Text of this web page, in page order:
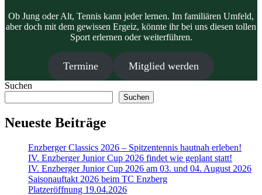
Ob Jung oder Alt, Tennis kann jeder lernen. Im familiären Umfeld,
aber doch mit dem gewissen Ergeiz, könnte ihr bei uns diesen tollen
Sport erlernen oder weiterführen.
Termine Mitglied werden
Suchen
Suchen
Neueste Beiträge
Enzberger Classics 2026 – Spitzentennis hautnah erleben!
IV. Enzberger Junior Cup 2026 findet wie geplant statt!
IV. Enzberger Junior Cup 2026 am 03. und 04. August 2026
Saisonauftakt 2026 beim TC Enzberg
Platzeröffnung 19.04.2026